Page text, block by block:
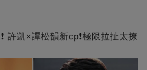
許凱×譚松韻新cp❗️極限拉扯太撩